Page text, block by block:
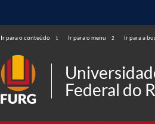
Ir para o conteúdo 1 Ir para o menu 2 Ir para a
Federal do